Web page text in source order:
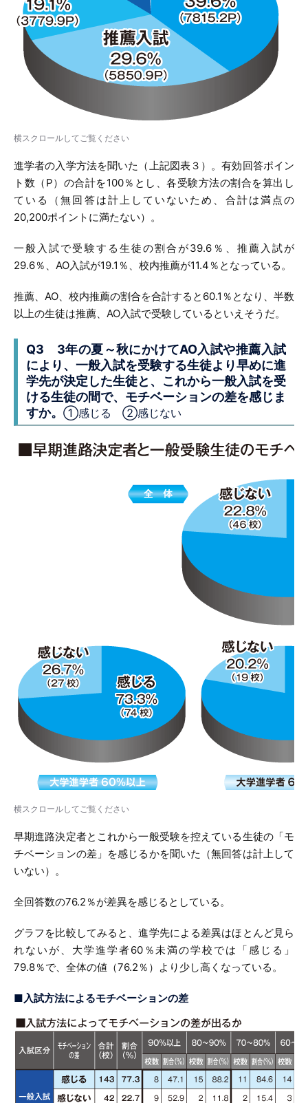
横スクロールしてご覧ください
進学者の入学方法を聞いた（上記図表３）。有効回答ポイン
ト数（P）の合計を100％とし、各受験方法の割合を算出し
ている（無回答は計上していないため、合計は満点の
20,200ポイントに満たない）。
一般入試で受験する生徒の割合が39.6％、推薦入試が
29.6％、AO入試が19.1％、校内推薦が11.4％となっている。
推薦、AO、校内推薦の割合を合計すると60.1％となり、半数
以上の生徒は推薦、AO入試で受験しているといえそうだ。
Q3 3年の夏～秋にかけてAO入試や推薦入試
により、一般入試を受験する生徒より早めに進
学先が決定した生徒と、これから一般入試を受
ける生徒の間で、モチベーションの差を感じま
すか。 ①感じる ②感じない
横スクロールしてご覧ください
早期進路決定者とこれから一般受験を控えている生徒の「モ
チベーションの差」を感じるかを聞いた（無回答は計上して
いない）。
全回答数の76.2％が差異を感じるとしている。
グラフを比較してみると、進学先による差異はほとんど見ら
れないが、大学進学者60％未満の学校では「感じる」
79.8％で、全体の値（76.2％）より少し高くなっている。
■入試方法によるモチベーションの差